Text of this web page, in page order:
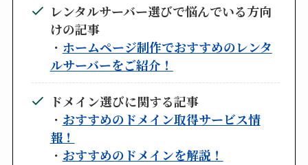
レンタルサーバー選びで悩んでいる方向
けの記事
・ ホームページ制作でおすすめのレンタ
ルサーバーをご紹介！
ドメイン選びに関する記事
・ おすすめのドメイン取得サービス情
報！
・ おすすめのドメインを解説！